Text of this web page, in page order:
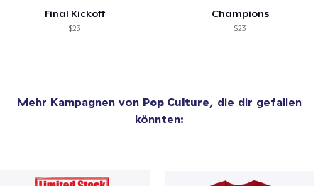
Final Kickoff
$23
Champions
$23
Mehr Kampagnen von Pop Culture, die dir gefallen
könnten: